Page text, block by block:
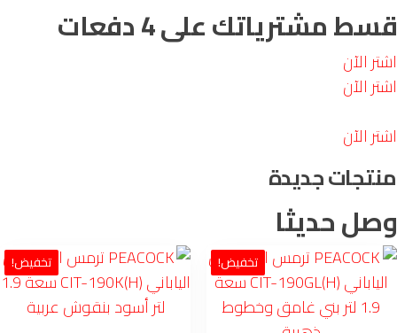
مشترياتك على 4 دفعات
الآن
الآن
الآن
جديدة
حديثا
تخفيض! تخفيض!